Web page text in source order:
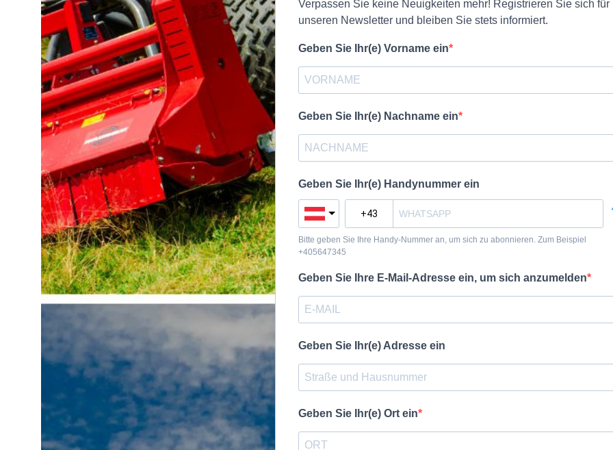
Verpassen Sie keine Neuigkeiten mehr! Registrieren Sie sich für
unseren Newsletter und bleiben Sie stets informiert.
Geben Sie Ihr(e) Vorname ein
Geben Sie Ihr(e) Nachname ein
Geben Sie Ihr(e) Handynummer ein
Bitte geben Sie Ihre Handy-Nummer an, um sich zu abonnieren. Zum Beispiel
+405647345
Geben Sie Ihre E-Mail-Adresse ein, um sich anzumelden
Geben Sie Ihr(e) Adresse ein
Geben Sie Ihr(e) Ort ein